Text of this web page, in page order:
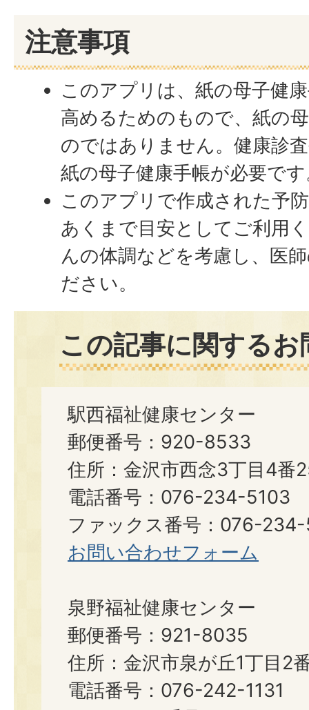
注意事項
このアプリは、紙の母子健
高めるためのもので、紙の
のではありません。健康診
紙の母子健康手帳が必要で
このアプリで作成された予
あくまで目安としてご利用
んの体調などを考慮し、医
ださい。
この記事に関する
駅西福祉健康センター
郵便番号：920-8533
住所：金沢市西念3丁目4番
電話番号：076-234-5103
ファックス番号：076-
お問い合わせフォーム
泉野福祉健康センター
郵便番号：921-8035
住所：金沢市泉が丘1丁目2
電話番号：076-242-1131